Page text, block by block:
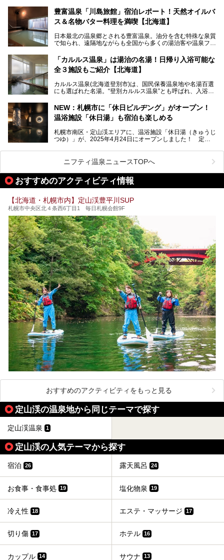
───
提供元：株式会社バルクオム【PR】
この記事は株式会社バルクオム商品のPR記事です。
に特効があると言われ、遠隔地ながらも全国から湯治・療養
目的で多くの人々が訪れます。
地体験し、独自の視点で豊富温泉の“天然オイルバス”をレポ
ート。温泉地概要や日帰り入浴施設をはじめ、宿泊施設・ア
豊富温泉「川島旅館」宿泊レポート！天然オイルバ
ス＆名物バター料理を満喫【北海道】
日本最北の温泉郷とされる豊富温泉。油分を含む特殊な泉質
で知られ、遠隔地ながらも全国から多くの湯治客や温泉ファ
「川島旅館」は、豊富温泉の開湯当初から営業する老舗旅
館。とりわけ温泉の良さと名物のバター料理に定評があり、
の温泉や料理をはじめ、パブリックスペース・客室など宿の
全貌を徹底的にご紹介します！
「カルルス温泉」は湯治の名湯！日帰り入浴可能な
全３施設もご紹介【北海道】
カルルス温泉(北海道登別市)は、国民保養温泉地や名湯百選
にも選ばれた名湯。“登別カルルス温泉”とも呼ばれ、入浴剤
豊かな登別温泉とは対照的な存在で、今も湯治場的な要素が
残る閑静な温泉地です。
地体験し、カルルス温泉をご紹介。温泉地の概要や泉質解説
をはじめ、日帰り入浴可能な全３施設の紹介・周辺観光・ア
NEW：札幌市に「休日ビルヂング」がオープン！
温浴施設「休日湯」も宿泊も楽しめる
札幌市南区・定山渓エリアに、温浴施設「休日湯（きゅうじ
つゆ）」が、2025年4月24日にオープンしました！ 定山
この施設は、温泉・サウナの「休日湯」・ラウンジの「THE
LOUNGE DAYOF」・グルメ「休日洋麺店」・ホテル「エク
スクラメーションホテル」で構成された、まさに大人の癒し
空間。
今回は、そんな「休日ビルヂング」の魅力を5つのポイント
ニフティ温泉ニュースTOPへ
おすすめのアクティビティ情報
【北海道・札幌市内】定山渓豊平川SUP
札幌市中央区北４条西6丁目1 毎日札幌会館9F
おすすめのアクティビティをもっと見る
定山渓の温泉地から同じテーマで探す
定山渓温泉 1
定山渓の人気テーマから探す
宿泊 26 露天風呂 24
お食事・食事処 19 塩化物泉 19
冷え性 18 エステ・マッサージ 17
切り傷 17 ホテル 16
カップル 14 サウナ 13